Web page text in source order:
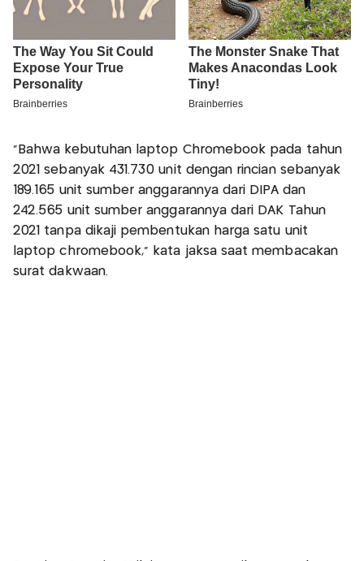
"Bahwa kebutuhan laptop Chromebook pada tahun
2021 sebanyak 431.730 unit dengan rincian sebanyak
189.165 unit sumber anggarannya dari DIPA dan
242.565 unit sumber anggarannya dari DAK Tahun
2021 tanpa dikaji pembentukan harga satu unit
laptop chromebook," kata jaksa saat membacakan
surat dakwaan.